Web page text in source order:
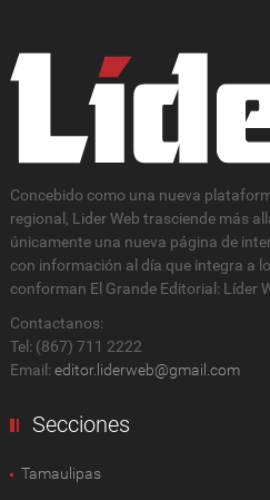
Concebido como una nueva
regional, Lider Web trasciende más
únicamente una nueva página de
con información al día que integra a
conforman El Grande Editorial: Líder
Contactanos:
Tel: (867) 711 2222
Email: editor.liderweb@gmail.com
Secciones
Tamaulipas